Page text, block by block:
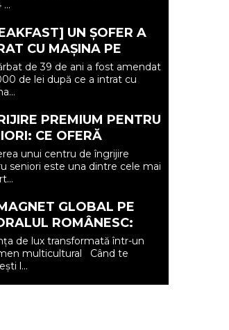
(P)...
UN ȘOFER A
CU MAȘINA PE
DIN VADU ȘI A FOST
de 39 de ani a fost amendat
de lei după ce a intrat cu
PREMIUM PENTRU
CE OFERĂ
AFFINITY LIFE
(P)
unui centru de îngrijire
seniori este una dintre cele mai
GLOBAL PE
ROMÂNESC:
CARMEN
5★ DIN
(P)
de lux transformată într-un
multicultural Când te
l...